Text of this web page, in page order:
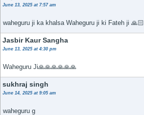
June 13, 2025 at 7:57 am
waheguru ji ka khalsa Waheguru ji ki Fateh ji 🙏🏻
Jasbir Kaur Sangha
June 13, 2025 at 4:30 pm
Waheguru Ji🙏🙏🙏🙏🙏🙏
sukhraj singh
June 14, 2025 at 9:05 am
waheguru g